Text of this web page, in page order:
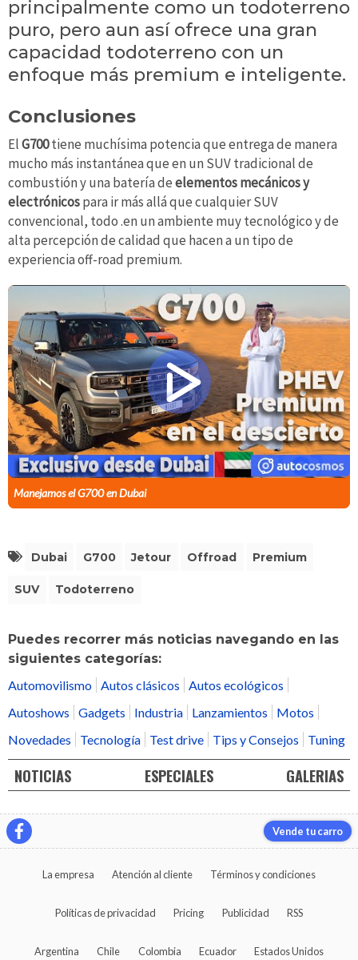
principalmente como un todoterreno
puro, pero aun así ofrece una gran
capacidad todoterreno con un
enfoque más premium e inteligente.
Conclusiones
ElG700tiene muchísima potencia que entrega de manera
mucho más instantánea que en un SUV tradicional de
combustión y una batería deelementos mecánicos y
electrónicospara ir más allá que cualquier SUV
convencional, todo .en un ambiente muy tecnológico y de
alta percepción de calidad que hacen a un tipo de
experiencia off-road premium.
Manejamos el G700 en Dubai
Dubai G700 Jetour Offroad Premium
SUV Todoterreno
Puedes recorrer más noticias navegando en las
siguientes categorías:
Automovilismo Autos clásicos
Autos ecológicos
Autoshows
Gadgets Industria Lanzamientos
Motos
Novedades
Tecnología Test drive Tips y Consejos Tuning
NOTICIAS ESPECIALES GALERIAS
Vende tu carro
La empresa Atención al cliente Términos y condiciones
Políticas de privacidad Pricing Publicidad RSS
Argentina Chile Colombia Ecuador Estados Unidos